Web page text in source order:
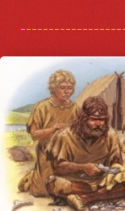
direct
hoofdinhoud